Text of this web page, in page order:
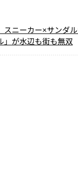
スニーカー×サンダ
」が水辺も街も無双